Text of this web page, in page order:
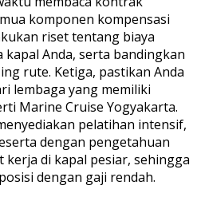
komponen kompensasi
riset tentang biaya
Anda, serta bandingkan
rute. Ketiga, pastikan Anda
lembaga yang memiliki
Marine Cruise Yogyakarta.
pelatihan intensif,
dengan pengetahuan
di kapal pesiar, sehingga
dengan gaji rendah.